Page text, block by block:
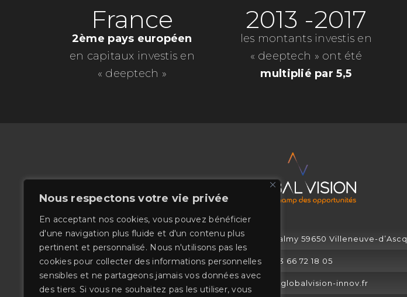
Nous respectons votre vie privée
En acceptant nos cookies, vous pouvez bénéficier
d'une navigation plus fluide et d'un contenu plus
pertinent et personnalisé. Nous n'utilisons pas les
cookies pour collecter des informations personnelles
sensibles et ne partageons jamais vos données avec
des tiers. Si vous ne souhaitez pas les utiliser, vous
France
2ème pays européen
en capitaux investis en
« deeptech »
2013 -2017
les montants investis en
« deeptech » ont été
multiplié par 5,5
41 Boulevard de Valmy 59650 Villeneuve-d’Ascq
03 66 72 18 05
contact@globalvision-innov.fr